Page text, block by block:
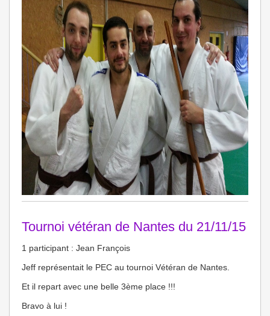
Tournoi vétéran de Nantes du 21/11/15
1 participant : Jean François
Jeff représentait le PEC au tournoi Vétéran de Nantes.
Et il repart avec une belle 3ème place !!!
Bravo à lui !